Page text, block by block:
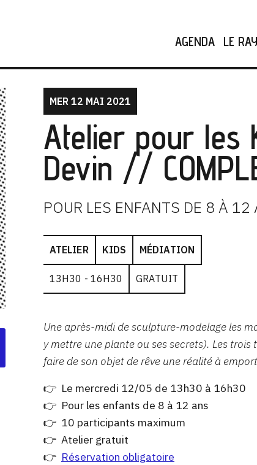
AGENDA LE
MER 12 MAI 2021
Atelier pour les
Devin //
POUR LES ENFANTS DE 8 À 12
ATELIER KIDS MÉDIATION
13H30 - 16H30 GRATUIT
Une après-midi de sculpture-modelage les
y mettre une plante ou ses secrets). Les
faire de son objet de rêve une réalité à
👉 Le mercredi 12/05 de 13h30 à 16h30
👉 Pour les enfants de 8 à 12 ans
👉 10 participants maximum
👉 Atelier gratuit
👉 Réservation obligatoire